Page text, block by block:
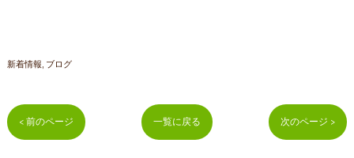
新着情報 ブログ
< 前のページ 一覧に戻る 次のページ >